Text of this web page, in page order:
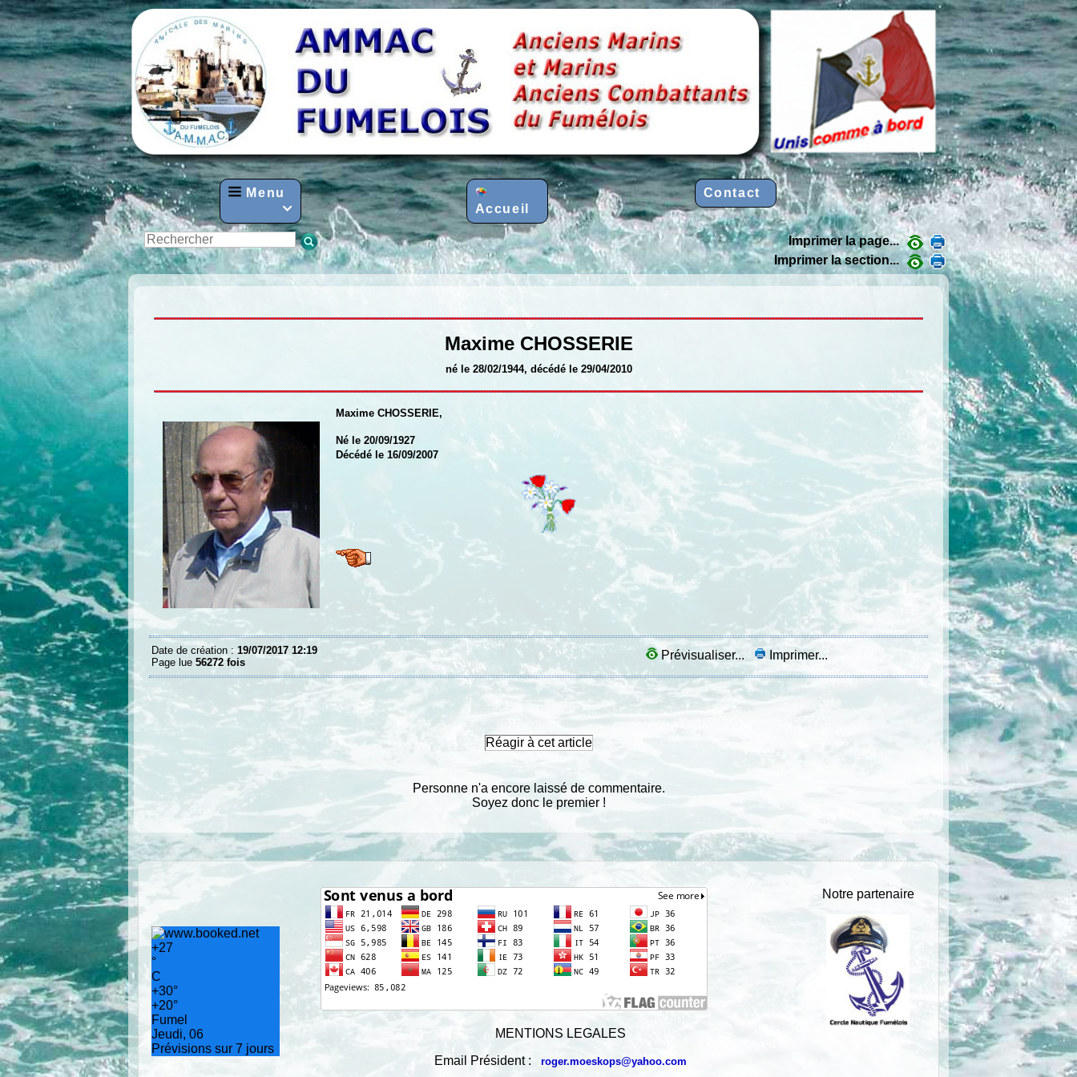
Menu
 Accueil
Contact
Imprimer la page...
Imprimer la section...
Maxime CHOSSERIE
né le 28/02/1944, décédé le 29/04/2010
Maxime CHOSSERIE,
Né le 20/09/1927
Décédé le 16/09/2007
Date de création : 19/07/2017 12:19
Page lue 56272 fois
Prévisualiser... Imprimer...
Réagir à cet article
Personne n'a encore laissé de commentaire.
Soyez donc le premier !
+27
°
C
+30°
+20°
Fumel
Jeudi, 06
Prévisions sur 7 jours
MENTIONS LEGALES
Email Président :
roger.moeskops@yahoo.com
Notre partenaire